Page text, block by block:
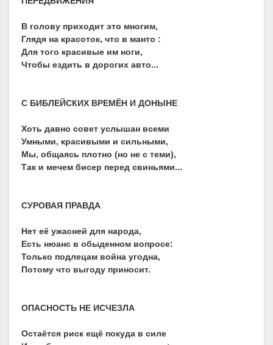
В голову приходит это многим,
Глядя на красоток, что в манто :
Для того красивые им ноги,
Чтобы ездить в дорогих авто...
С БИБЛЕЙСКИХ ВРЕМЁН И ДОНЫНЕ
Хоть давно совет услышан всеми
Умными, красивыми и сильными,
Мы, общаясь плотно (но не с теми),
Так и мечем бисер перед свиньями...
СУРОВАЯ ПРАВДА
Нет её ужасней для народа,
Есть нюанс в обыденном вопросе:
Только подлецам война угодна,
Потому что выгоду приносит.
ОПАСНОСТЬ НЕ ИСЧЕЗЛА
Остаётся риск ещё покуда в силе